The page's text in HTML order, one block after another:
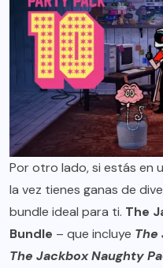
Por otro lado, si estás en
la vez tienes ganas de
bundle ideal para ti. The
Bundle – que incluye The
The Jackbox Naughty